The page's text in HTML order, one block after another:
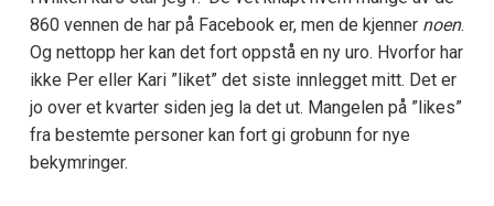
860 vennen de har på Facebook er, men de kjenner noen.
Og nettopp her kan det fort oppstå en ny uro. Hvorfor har
ikke Per eller Kari ”liket” det siste innlegget mitt. Det er
jo over et kvarter siden jeg la det ut. Mangelen på ”likes”
fra bestemte personer kan fort gi grobunn for nye
bekymringer.